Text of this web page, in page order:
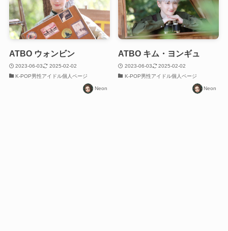
ATBO ウォンビン
2023-06-03
2025-02-02
K-POP男性アイドル個人ページ
Neon
ATBO キム・ヨンギュ
2023-06-03
2025-02-02
K-POP男性アイドル個人ページ
Neon